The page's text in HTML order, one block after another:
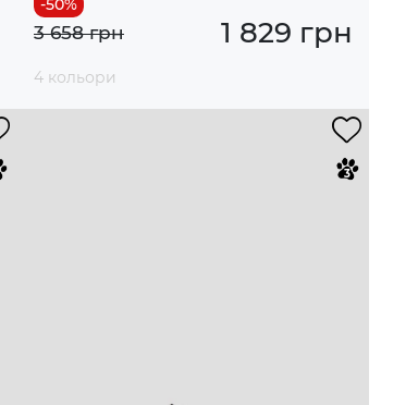
1 829 грн
3 658 грн
4 кольори